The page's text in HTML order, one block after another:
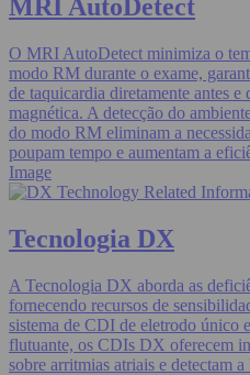
MRI AutoDetect
O MRI AutoDetect minimiza o
modo RM durante o exame,
de taquicardia diretamente antes e
magnética. A detecção do
do modo RM eliminam a
poupam tempo e aumentam a
Image
Tecnologia DX
A Tecnologia DX aborda as
fornecendo recursos de
sistema de CDI de eletrodo único
flutuante, os CDIs DX oferecem
sobre arritmias atriais e detectam